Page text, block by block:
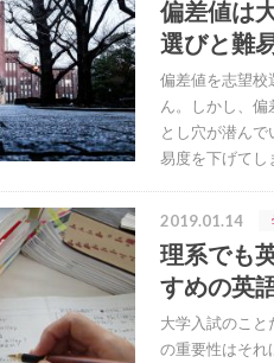
偏差値は
選びと難
偏差値を志望校
ん。しかし、
とし穴が潜ん
易度を下げてし
2019.01.14
理系でも
すめの英
大学入試のこ
の重要性はそれ